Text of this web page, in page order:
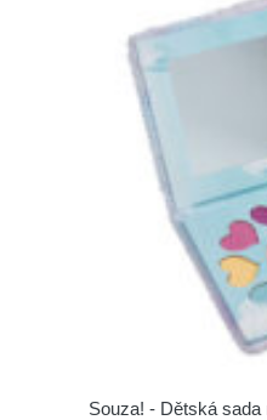
Souza! - Dětská